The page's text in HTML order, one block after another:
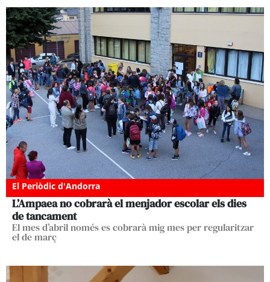
El Periòdic d'Andorra
L’Ampaea no cobrarà el menjador escolar els dies
de tancament
El mes d’abril només es cobrarà mig mes per regularitzar
el de març